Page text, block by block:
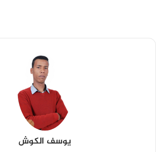
يوسف الكوش